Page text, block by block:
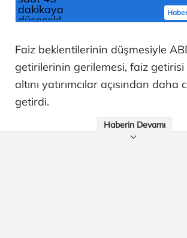
Faiz beklentilerinin düşmesiyle
getirilerinin gerilemesi, faiz
altını yatırımcılar açısından daha
getirdi.
Haberin Devamı